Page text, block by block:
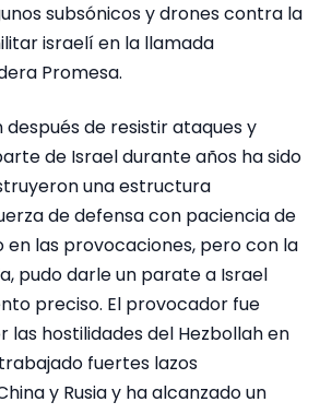
subsónicos y drones contra la
israelí en la llamada
Promesa.
después de resistir ataques y
de Israel durante años ha sido
una estructura
de defensa con paciencia de
en las provocaciones, pero con la
pudo darle un parate a Israel
preciso. El provocador fue
las hostilidades del Hezbollah en
fuertes lazos
y Rusia y ha alcanzado un